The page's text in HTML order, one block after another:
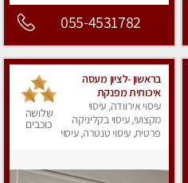
055-4531782
בראשון -לציון מעסה
איכותית מפנקת
ומקצועית מאוד -ללא מין
עיסוי אירוודה, עיסוי
מקצועי, עיסוי בקליניקה
פרטית, עיסוי טנטרה, עיסוי
שלושה
כוכבים